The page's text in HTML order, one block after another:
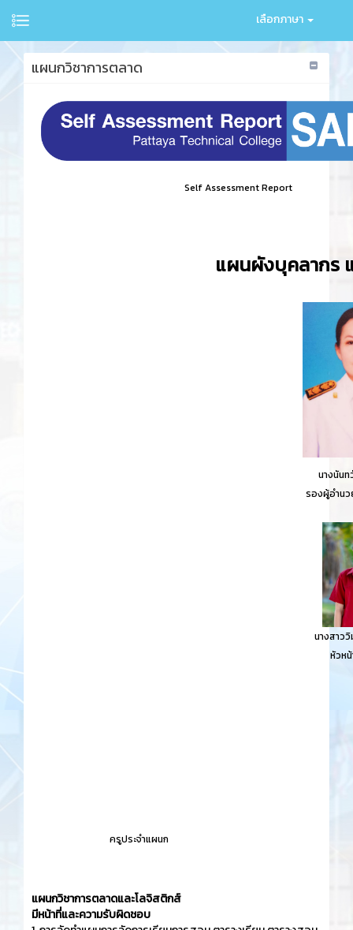
เลือกภาษา
แผนกวิชาการตลาด
Self Assessment Report
แผนผังบุคลากร
นางนันท
รองผู้อำนว
นางสาว
หัวห
ครูประจำแผนก
แผนกวิชาการตลาดและโลจิสติกส์
มีหน้าที่และความรับผิดชอบ